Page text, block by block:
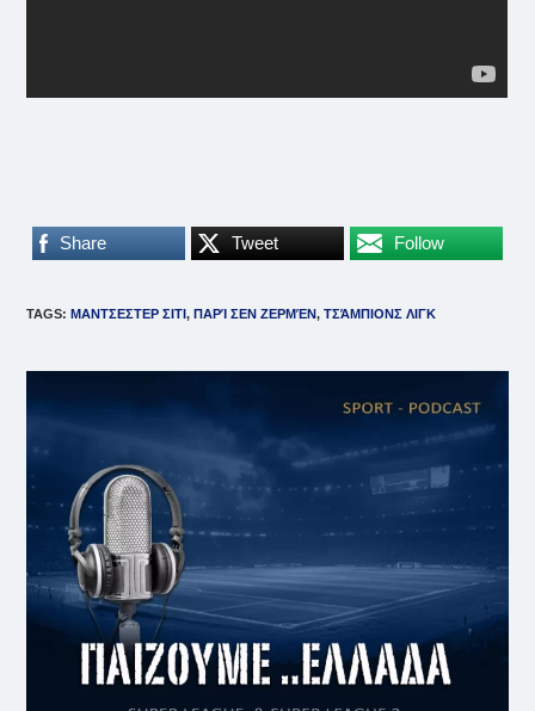
Share Tweet Follow
TAGS:ΜΑΝΤΣΕΣΤΕΡ ΣΙΤΙ, ΠΑΡΊ ΣΕΝ ΖΕΡΜΈΝ, ΤΣΆΜΠΙΟΝΣ ΛΙΓΚ